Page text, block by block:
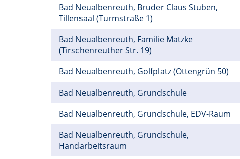
Bad Neualbenreuth, Bruder Claus Stuben,
Tillensaal (Turmstraße 1)
Bad Neualbenreuth, Familie Matzke
(Tirschenreuther Str. 19)
Bad Neualbenreuth, Golfplatz (Ottengrün 50)
Bad Neualbenreuth, Grundschule
Bad Neualbenreuth, Grundschule, EDV-Raum
Bad Neualbenreuth, Grundschule,
Handarbeitsraum